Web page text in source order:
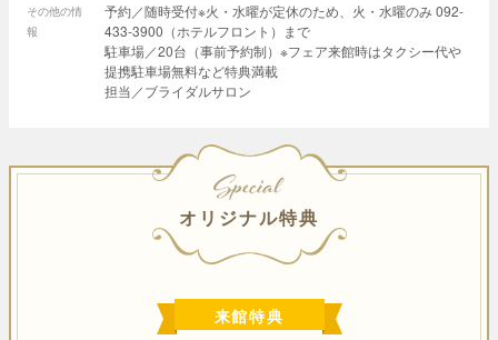
その他の情
報
予約／随時受付※火・水曜が定休のため、火・水曜のみ 092-
433-3900（ホテルフロント）まで
駐車場／20台（事前予約制）※フェア来館時はタクシー代や
提携駐車場無料など特典満載
担当／ブライダルサロン
SPECIAL
オリジナル特典
来館特典